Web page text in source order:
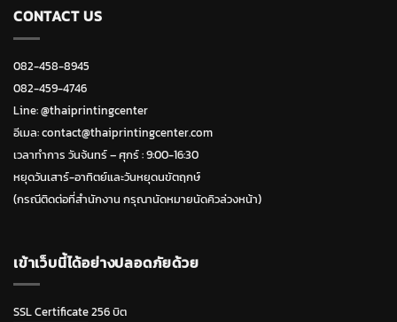
CONTACT US
082-458-8945
082-459-4746
Line:@thaiprintingcenter
อีเมล: contact@thaiprintingcenter.com
เวลาทำการ วันจ้นทร์ – ศุกร์ : 9:00-16:30
หยุดวันเสาร์-อาทิตย์และวันหยุดนขัตฤกษ์
(กรณีติดต่อที่สำนักงาน กรุณานัดหมายนัดคิวล่วงหน้า)
เข้าเว็บนี้ได้อย่างปลอดภัยด้วย
SSL Certificate 256 บิต